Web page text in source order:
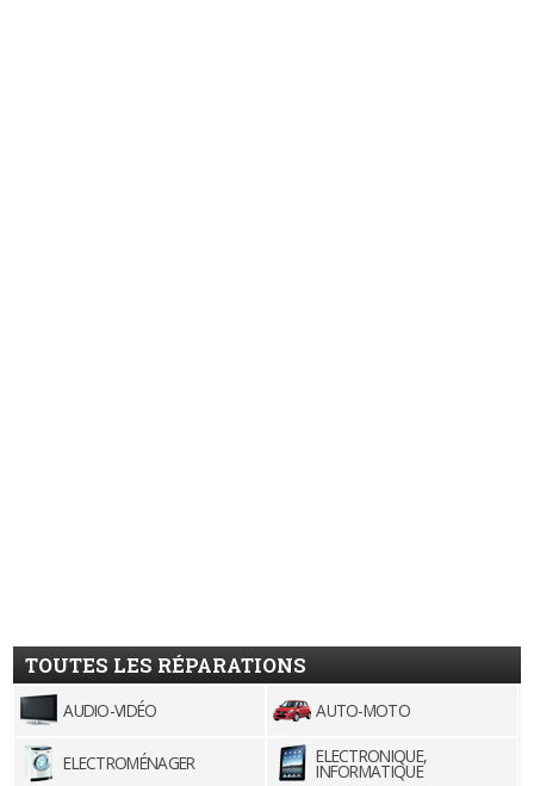
TOUTES LES RÉPARATIONS
AUDIO-VIDÉO AUTO-MOTO
ELECTROMÉNAGER ELECTRONIQUE,
INFORMATIQUE